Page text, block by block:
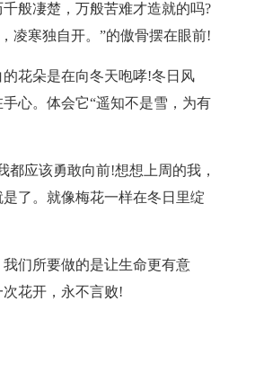
般凄楚，万般苦难才造就的吗?
凌寒独自开。”的傲骨摆在眼前!
花朵是在向冬天咆哮!冬日风
心。体会它“遥知不是雪，为有
应该勇敢向前!想想上周的我，
了。就像梅花一样在冬日里绽
们所要做的是让生命更有意
花开，永不言败!